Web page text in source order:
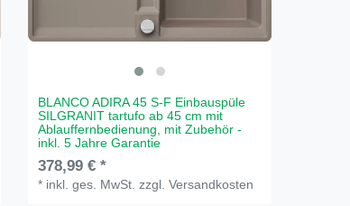
BLANCO ADIRA 45 S-F Einbauspüle
SILGRANIT tartufo ab 45 cm mit
Ablauffernbedienung, mit Zubehör -
inkl. 5 Jahre Garantie
378,99 € *
* inkl. ges. MwSt. zzgl.Versandkosten